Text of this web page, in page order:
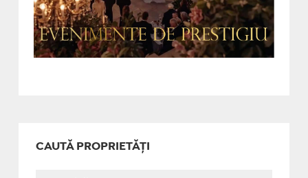
CAUTĂ PROPRIETĂȚI